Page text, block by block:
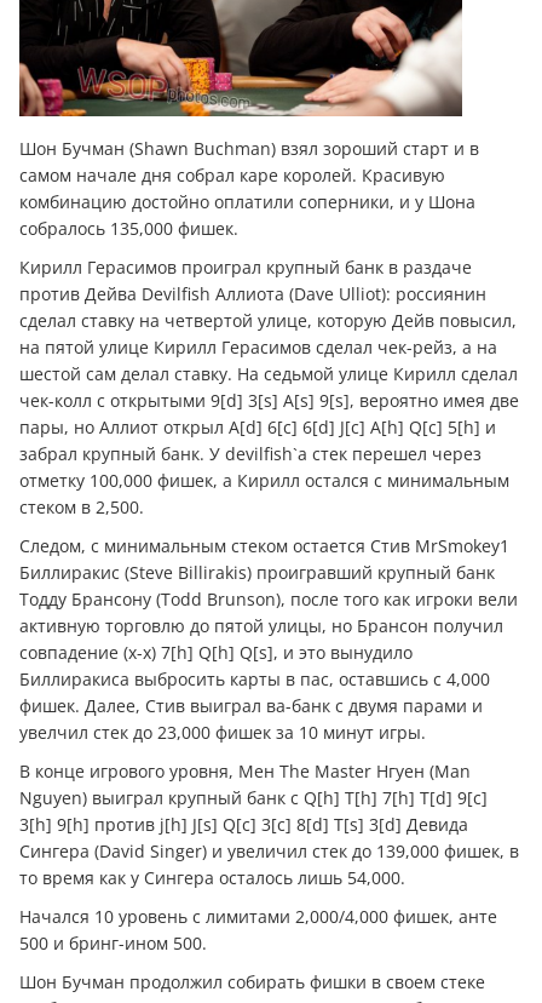
Шон Бучман (Shawn Buchman) взял зороший старт и в
самом начале дня собрал каре королей. Красивую
комбинацию достойно оплатили соперники, и у Шона
собралось 135,000 фишек.
Кирилл Герасимов проиграл крупный банк в раздаче
против Дейва Devilfish Аллиота (Dave Ulliot): россиянин
сделал ставку на четвертой улице, которую Дейв повысил,
на пятой улице Кирилл Герасимов сделал чек-рейз, а на
шестой сам делал ставку. На седьмой улице Кирилл сделал
чек-колл с открытыми 9[d] 3[s] A[s] 9[s], вероятно имея две
пары, но Аллиот открыл A[d] 6[c] 6[d] J[c] A[h] Q[c] 5[h] и
забрал крупный банк. У devilfish`a стек перешел через
отметку 100,000 фишек, а Кирилл остался с минимальным
стеком в 2,500.
Следом, с минимальным стеком остается Стив MrSmokey1
Биллиракис (Steve Billirakis) проигравший крупный банк
Тодду Брансону (Todd Brunson), после того как игроки вели
активную торговлю до пятой улицы, но Брансон получил
совпадение (x-x) 7[h] Q[h] Q[s], и это вынудило
Биллиракиса выбросить карты в пас, оставшись с 4,000
фишек. Далее, Стив выиграл ва-банк с двумя парами и
увелчил стек до 23,000 фишек за 10 минут игры.
В конце игрового уровня, Мен The Master Нгуен (Man
Nguyen) выиграл крупный банк с Q[h] T[h] 7[h] T[d] 9[c]
3[h] 9[h] против j[h] J[s] Q[c] 3[c] 8[d] T[s] 3[d] Девида
Сингера (David Singer) и увеличил стек до 139,000 фишек, в
то время как у Сингера осталось лишь 54,000.
Начался 10 уровень с лимитами 2,000/4,000 фишек, анте
500 и бринг-ином 500.
Шон Бучман продолжил собирать фишки в своем стеке